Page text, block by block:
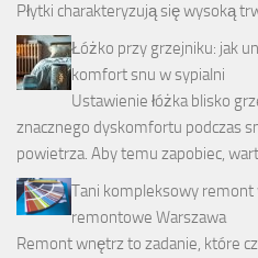
Płytki charakteryzują się wysoką
Łóżko przy grzejniku: jak
komfort snu w sypialni
Ustawienie łóżka blisko
znacznego dyskomfortu podczas
powietrza. Aby temu zapobiec,
Tani kompleksowy remont
remontowe Warszawa
Remont wnętrz to zadanie, które